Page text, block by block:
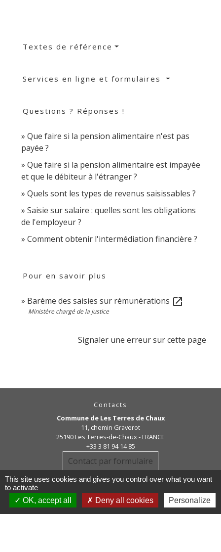
Textes de référence
Services en ligne et formulaires
Questions ? Réponses !
Que faire si la pension alimentaire n'est pas
payée ?
Que faire si la pension alimentaire est impayée
et que le débiteur à l'étranger ?
Quels sont les types de revenus saisissables ?
Saisie sur salaire : quelles sont les obligations
de l'employeur ?
Comment obtenir l'intermédiation financière ?
Pour en savoir plus
Barème des saisies sur rémunérations open_in_new
Ministère chargé de la justice
Signaler une erreur sur cette page
Contacts
Commune de Les Terres de Chaux
11, chemin Graverot
25190 Les Terres-de-Chaux - FRANCE
+33 3 81 94 14 85
Contact par formulaire
This site uses cookies and gives you control over what you want
to activate
OK, accept all
Deny all cookies Personalize